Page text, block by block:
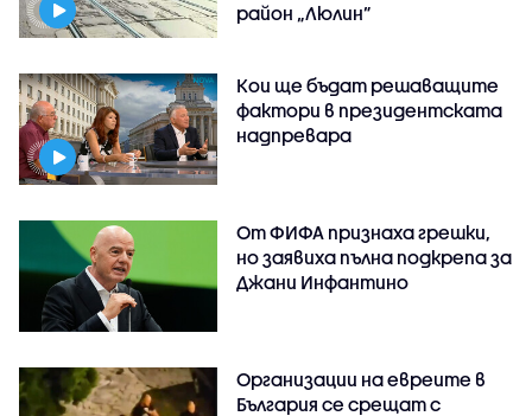
район „Люлин”
Кои ще бъдат решаващите
фактори в президентската
надпревара
От ФИФА признаха грешки,
но заявиха пълна подкрепа за
Джани Инфантино
Организации на евреите в
България се срещат с